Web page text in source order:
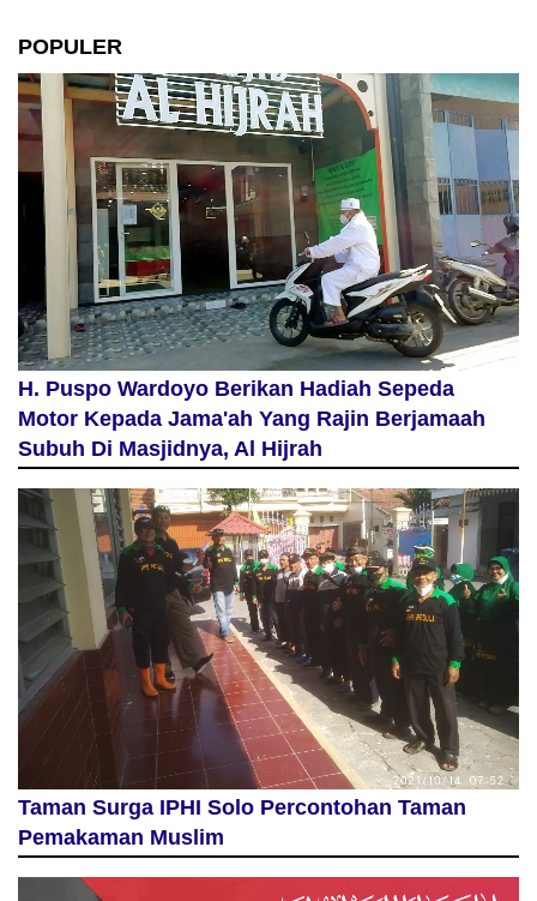
POPULER
H. Puspo Wardoyo Berikan Hadiah Sepeda
Motor Kepada Jama'ah Yang Rajin Berjamaah
Subuh Di Masjidnya, Al Hijrah
Taman Surga IPHI Solo Percontohan Taman
Pemakaman Muslim